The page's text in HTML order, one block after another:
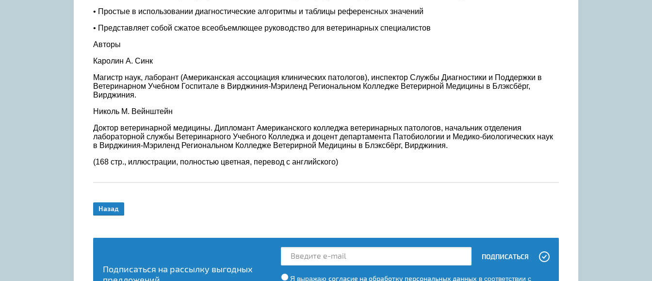
• Простые в использовании диагностические алгоритмы и таблицы референсных значений
• Представляет собой сжатое всеобъемлющее руководство для ветеринарных специалистов
Авторы
Каролин А. Синк
Магистр наук, лаборант (Американская ассоциация клинических патологов), инспектор Службы Диагностики и Поддержки в
Ветеринарном Учебном Госпитале в Вирджиния-Мэриленд Региональном Колледже Ветерирной Медицины в Блэксбёрг,
Вирджиния.
Николь М. Вейнштейн
Доктор ветеринарной медицины. Дипломант Американского колледжа ветеринарных патологов, начальник отделения
лабораторной службы Ветеринарного Учебного Колледжа и доцент департамента Патобиологии и Медико-биологических наук
в Вирджиния-Мэриленд Региональном Колледже Ветерирной Медицины в Блэксбёрг, Вирджиния.
(168 стр., иллюстрации, полностью цветная, перевод с английского)
Назад
Подписаться на рассылку выгодных
Я выражаюсогласие на обработку персональных данных в соответствии с
ПОДПИСАТЬСЯ